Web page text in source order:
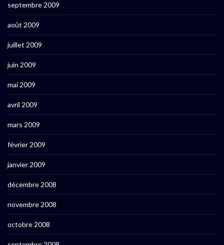
septembre 2009
août 2009
juillet 2009
juin 2009
mai 2009
avril 2009
mars 2009
février 2009
janvier 2009
décembre 2008
novembre 2008
octobre 2008